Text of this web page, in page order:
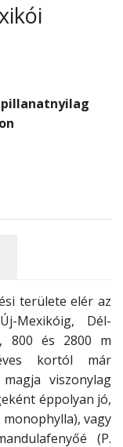
területe elér az
Mexikóig, Dél-
800 és 2800 m
kortól már
viszonylag
éppolyan jó,
monophylla), vagy
(P.